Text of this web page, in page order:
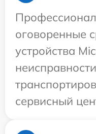
оговоренные
устройства
сервисный